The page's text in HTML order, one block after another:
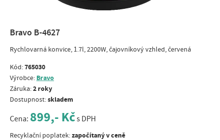
Bravo B-4627
Rychlovarná konvice, 1.7l, 2200W, čajovníkový vzhled, červená
Kód:765030
Výrobce: Bravo
Záruka:2 roky
Dostupnost:skladem
Cena: 899,- Kčs DPH
Recyklační poplatek:započítaný v ceně